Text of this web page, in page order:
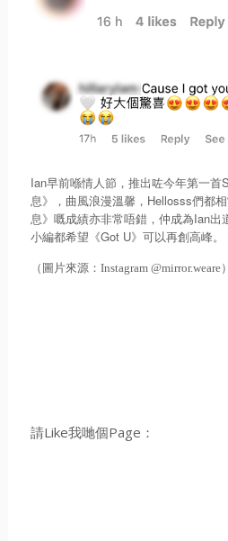
Ian早前喺情人節，推出咗今年第一首
息》，曲風浪漫溫馨， Hellosss們都
息》嘅成績亦非常唔錯，仲成為Ian出
小編都希望《Got U》可以再創高峰。
（圖片來源：Instagram @mirror.weare）
請Like我哋個Page：